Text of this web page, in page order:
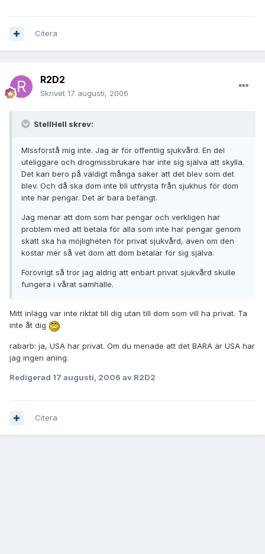
Citera
R2D2
Skrivet 17 augusti, 2006
StellHell skrev:
MIssförstå mig inte. Jag är för offentlig sjukvård. En del
uteliggare och drogmissbrukare har inte sig själva att skylla.
Det kan bero på väldigt många saker att det blev som det
blev. Och då ska dom inte bli utfrysta från sjukhus för dom
inte har pengar. Det är bara befängt.
Jag menar att dom som har pengar och verkligen har
problem med att betala för alla som inte har pengar genom
skatt ska ha möjligheten för privat sjukvård, även om den
kostar mer så vet dom att dom betalar för sig själva.
Förövrigt så tror jag aldrig att enbart privat sjukvård skulle
fungera i vårat samhälle.
Mitt inlägg var inte riktat till dig utan till dom som vill ha privat. Ta
inte åt dig
rabarb: ja, USA har privat. Om du menade att det BARA är USA har
jag ingen aning.
Redigerad 17 augusti, 2006 av R2D2
Citera